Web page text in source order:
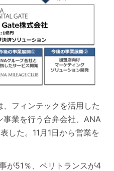
フィンテックを活用した
業を行う合弁会社、ANA
した。11月1日から営業を
が51％、ベリトランスが4